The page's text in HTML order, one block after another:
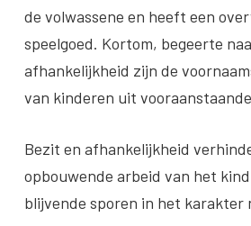
de volwassene en heeft een
speelgoed. Kortom, begeerte
afhankelijkheid zijn de
van kinderen uit
Bezit en afhankelijkheid
opbouwende arbeid van het
blijvende sporen in het karakter